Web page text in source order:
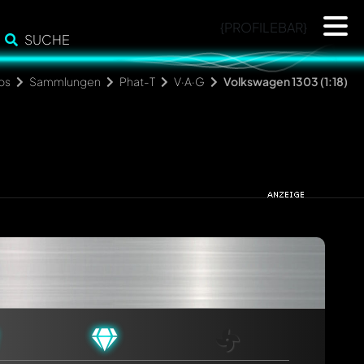
SUCHE
{PROFILEBAR}
Sammlungen Phat-T V·A·G Volkswagen 1303 (1:18)
Sie werden dann automatisch darüber informiert.